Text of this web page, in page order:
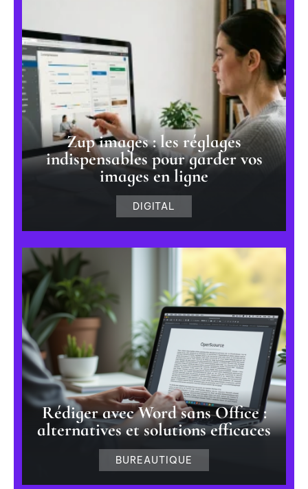
Zup images : les réglages
indispensables pour garder vos
images en ligne
DIGITAL
Rédiger avec Word sans Office :
alternatives et solutions efficaces
BUREAUTIQUE